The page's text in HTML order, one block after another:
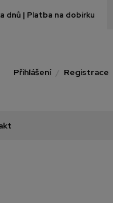
dnů | Platba na dobírku
Přihlášení Registrace